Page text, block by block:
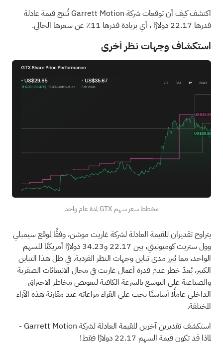
اكتشف كيف أن توقعات شركة Garrett Motion تُنتج قيمة عادلة
قدرها 22.17 دولارًا
، أي بزيادة قدرها 11٪ عن سعرها الحالي.
استكشاف وجهات نظر أخرى
مخطط سعر سهم GTX لمدة عام واحد
يتراوح تقديران للقيمة العادلة لشركة غاريت موشن، وفقًا لموقع سيمبلي
وول ستريت كوميونيتي، بين 22.17 و34.23 دولارًا أمريكيًا للسهم
الواحد، مما يُبرز مدى تباين وجهات النظر الفردية. في ظل هذا التباين
الكبير، يُعدّ خطر عدم قدرة أعمال غاريت في مجال الانبعاثات الصفرية
والصناعية على التوسع بالسرعة الكافية لتعويض مخاطر الاحتراق
الداخلي عاملًا أساسيًا يجب على القراء مراعاته عند مقارنة هذه الآراء
المختلفة.
استكشف تقديرين آخرين للقيمة العادلة لشركة Garrett Motion
-
لماذا قد تكون قيمة السهم 22.17 دولارًا فقط!